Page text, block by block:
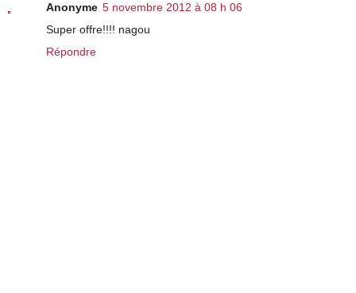
Anonyme 5 novembre 2012 à 08 h 06
Super offre!!!! nagou
Répondre